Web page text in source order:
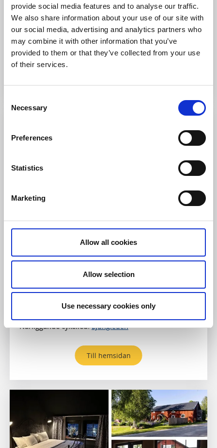
provide social media features and to analyse our traffic.
We also share information about your use of our site with
our social media, advertising and analytics partners who
may combine it with other information that you’ve
provided to them or that they’ve collected from your use
of their services.
Selection
Necessary
Preferences
Statistics
Marketing
Allow all cookies
Allow selection
Use necessary cookies only
nära till många härliga cykelrundor.
Missa inte:Boka in dig på spat i klassisk kurortsmiljö.
Närliggande cykelled:Ljungleden
The Tannery Club
Detta aktivitetscenter ligger vackert beläget precis
det inspirerande garveriområdet.
Missa inte:Njut av vedeldad bastu och uppfriskande
dopp i Säveån.
Närliggande cykelled:Ljungleden
Till hemsidan